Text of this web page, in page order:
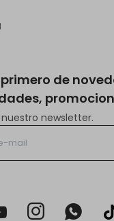
de
newsletter.
 